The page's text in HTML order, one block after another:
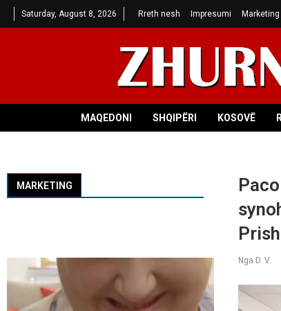
Saturday, August 8, 2026 Rreth nesh Impresumi Marketing
MAQEDONI SHQIPËRI KOSOVË
Nga D. V.
MARKETING